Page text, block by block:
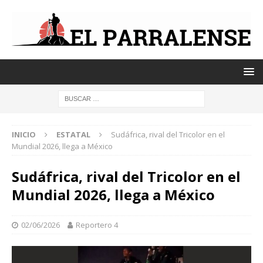
INICIO ESTATAL
Sudáfrica, rival del Tricolor en el
Mundial 2026, llega a México
Sudáfrica, rival del Tricolor en el
Mundial 2026, llega a México
02/06/2026 Reportero 4